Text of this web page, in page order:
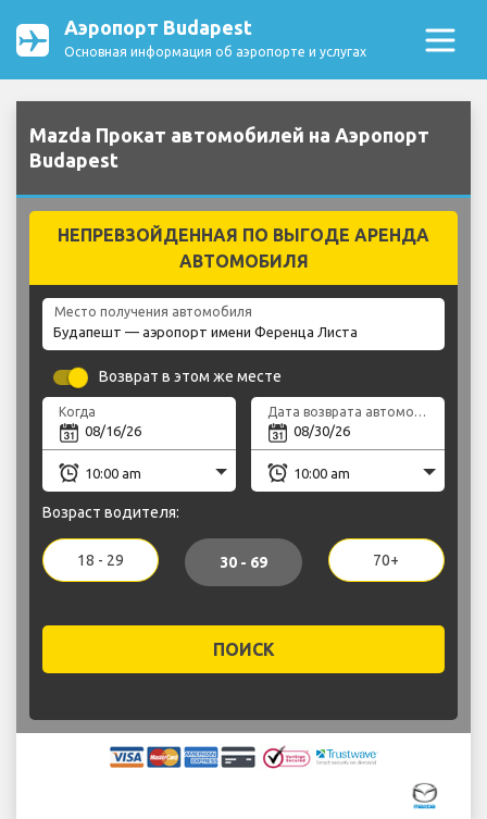
Аэропорт Budapest
Основная информация об аэропорте и услугах
Mazda Прокат автомобилей на Аэропорт
Budapest
НЕПРЕВЗОЙДЕННАЯ ПО ВЫГОДЕ АРЕНДА
АВТОМОБИЛЯ
Место получения автомобиля
Возврат в этом же месте
Когда Дата возврата автомобиля
Возраст водителя:
18 - 29 30 - 69 70+
ПОИСК